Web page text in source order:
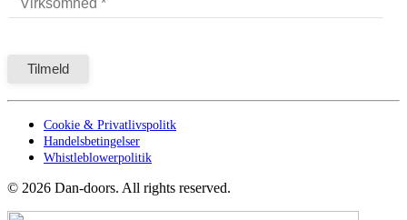
Cookie & Privatlivspolitk
Handelsbetingelser
Whistleblowerpolitik
© 2026 Dan-doors. All rights reserved.